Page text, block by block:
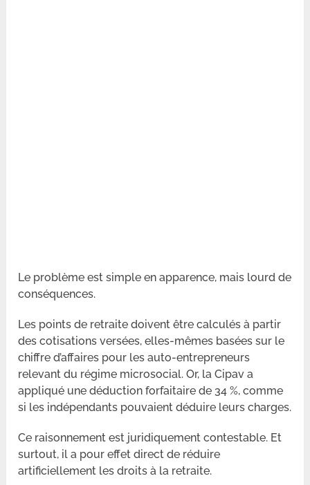
Le problème est simple en apparence, mais lourd de
conséquences.
Les points de retraite doivent être calculés à partir
des cotisations versées, elles-mêmes basées sur le
chiffre d’affaires pour les auto-entrepreneurs
relevant du régime microsocial. Or, la Cipav a
appliqué une déduction forfaitaire de 34 %, comme
si les indépendants pouvaient déduire leurs charges.
Ce raisonnement est juridiquement contestable. Et
surtout, il a pour effet direct de réduire
artificiellement les droits à la retraite.